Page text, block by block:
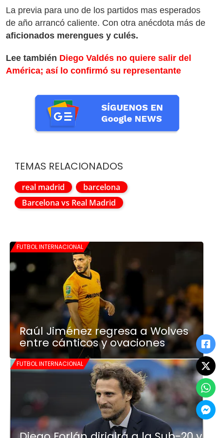
La previa para uno de los partidos mas esperados
de año arrancó caliente. Con otra anécdota más de
aficionados merengues y culés.
Lee también Diego Valdés no quiere salir del
América; así lo confirmó su representante
TEMAS RELACIONADOS
real madrid
barcelona
Barcelona vs Real Madrid
FUTBOL INTERNACIONAL
Raúl Jiménez regresa a Wolves
entre cánticos y ovaciones
FUTBOL INTERNACIONAL